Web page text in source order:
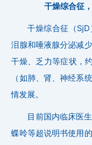
干燥综合征
干燥综合征（
泪腺和唾液腺分泌减
干燥、乏力等症状，
（如肺、肾、神经系
情发展。
目前国内临床医
蝶呤等超说明书使用